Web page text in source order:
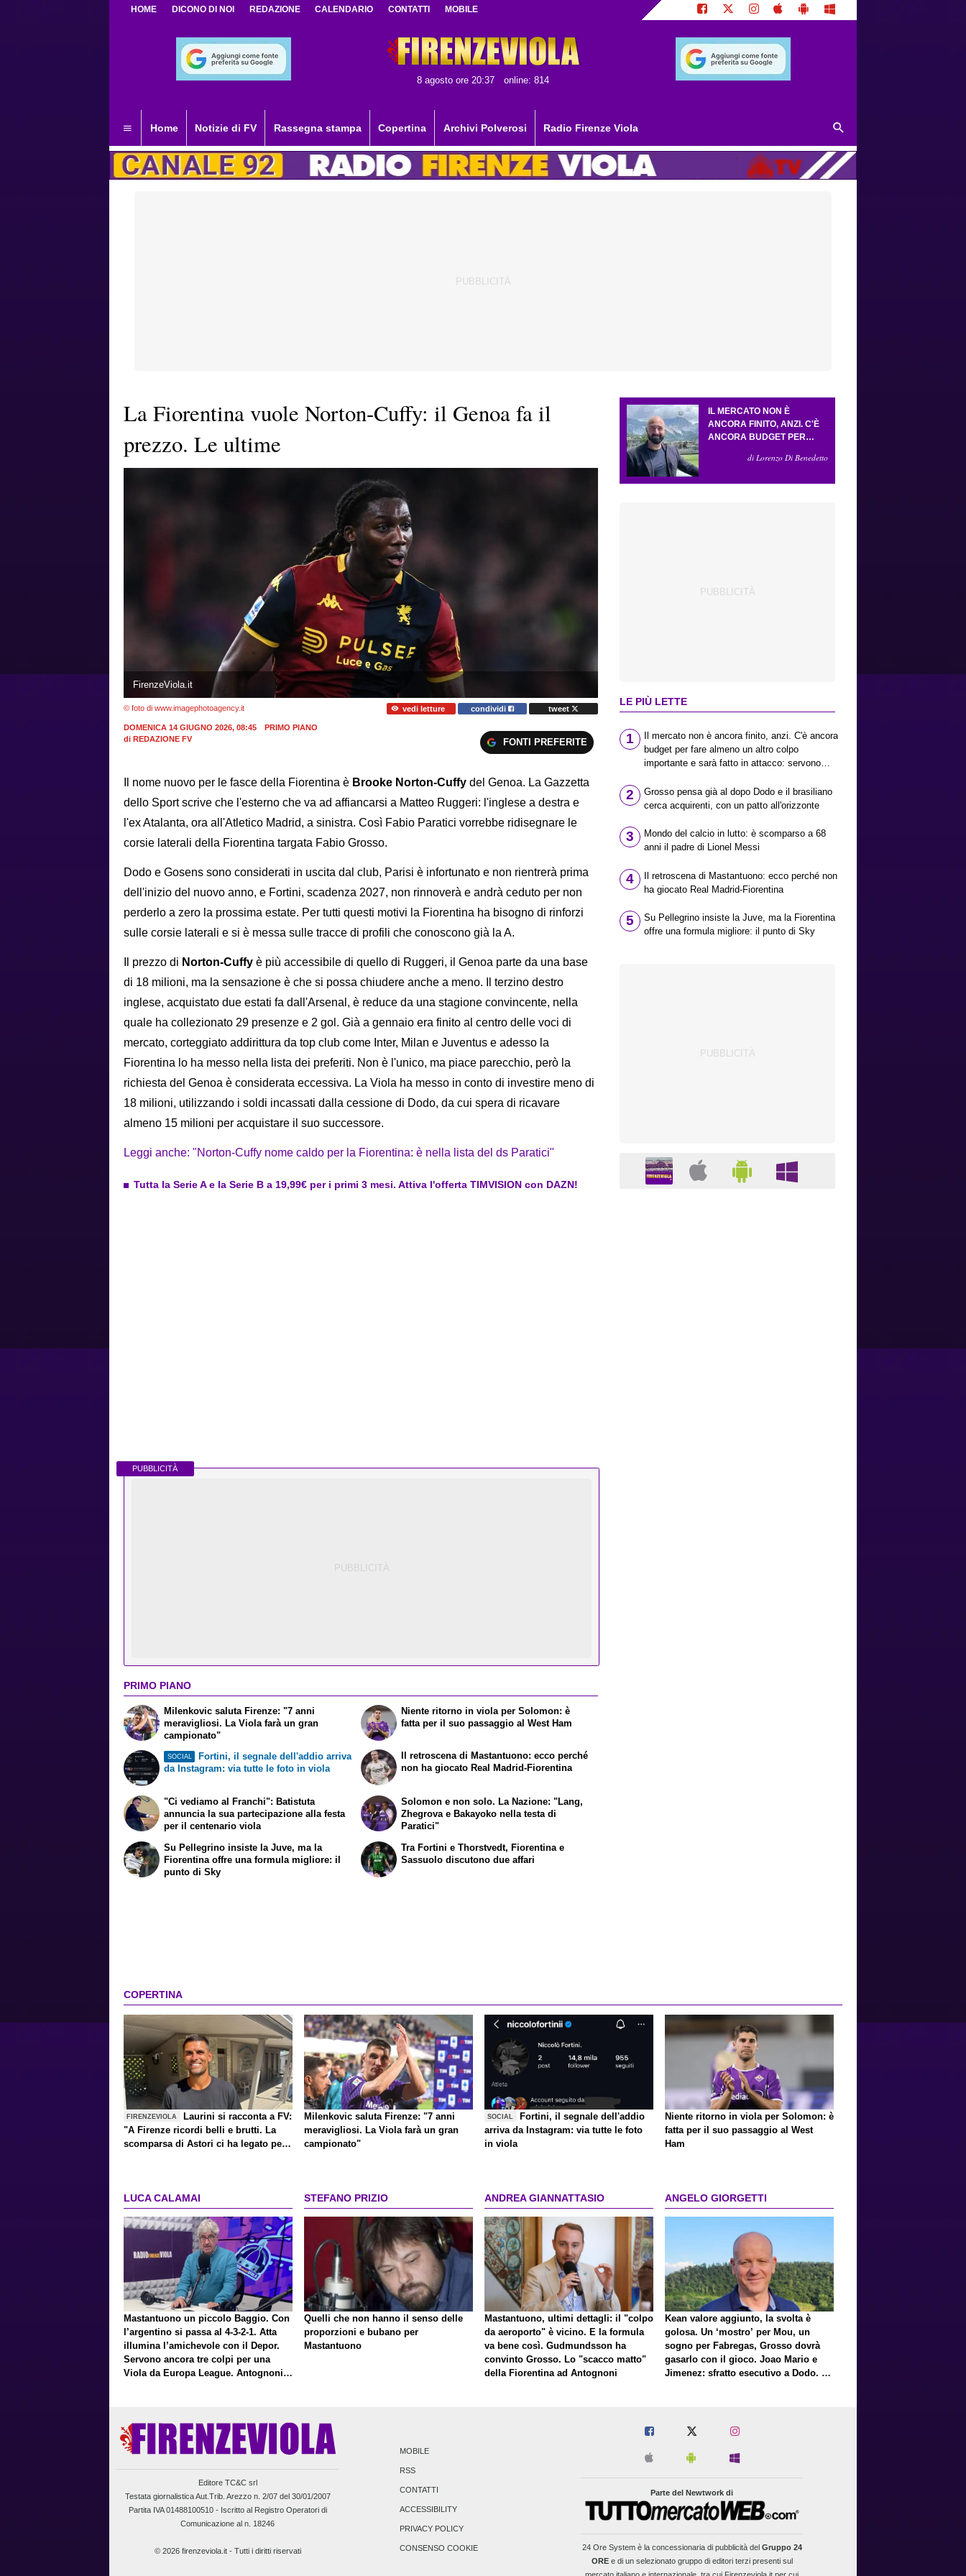
HOME DICONO DI NOI REDAZIONE CALENDARIO CONTATTI MOBILE
8 agosto ore 20:37 online: 814
Home Notizie di FV Rassegna stampa Copertina Archivi Polverosi Radio Firenze Viola
La Fiorentina vuole Norton-Cuffy: il Genoa fa il
prezzo. Le ultime
FirenzeViola.it
© foto di www.imagephotoagency.it vedi letture condividi tweet
DOMENICA 14 GIUGNO 2026, 08:45
PRIMO PIANO
di REDAZIONE FV FONTI PREFERITE
Il nome nuovo per le fasce della Fiorentina è Brooke Norton-Cuffy del Genoa. La Gazzetta
dello Sport scrive che l'esterno che va ad affiancarsi a Matteo Ruggeri: l'inglese a destra e
l'ex Atalanta, ora all'Atletico Madrid, a sinistra. Così Fabio Paratici vorrebbe ridisegnare le
corsie laterali della Fiorentina targata Fabio Grosso.
Dodo e Gosens sono considerati in uscita dal club, Parisi è infortunato e non rientrerà prima
dell'inizio del nuovo anno, e Fortini, scadenza 2027, non rinnoverà e andrà ceduto per non
perderlo a zero la prossima estate. Per tutti questi motivi la Fiorentina ha bisogno di rinforzi
sulle corsie laterali e si è messa sulle tracce di profili che conoscono già la A.
Il prezzo di Norton-Cuffy è più accessibile di quello di Ruggeri, il Genoa parte da una base
di 18 milioni, ma la sensazione è che si possa chiudere anche a meno. Il terzino destro
inglese, acquistato due estati fa dall'Arsenal, è reduce da una stagione convincente, nella
quale ha collezionato 29 presenze e 2 gol. Già a gennaio era finito al centro delle voci di
mercato, corteggiato addirittura da top club come Inter, Milan e Juventus e adesso la
Fiorentina lo ha messo nella lista dei preferiti. Non è l'unico, ma piace parecchio, però la
richiesta del Genoa è considerata eccessiva. La Viola ha messo in conto di investire meno di
18 milioni, utilizzando i soldi incassati dalla cessione di Dodo, da cui spera di ricavare
almeno 15 milioni per acquistare il suo successore.
Leggi anche: "Norton-Cuffy nome caldo per la Fiorentina: è nella lista del ds Paratici"
Tutta la Serie A e la Serie B a 19,99€ per i primi 3 mesi. Attiva l'offerta TIMVISION con DAZN!
PUBBLICITÀ
PRIMO PIANO
Milenkovic saluta Firenze: "7 anni
meravigliosi. La Viola farà un gran
campionato"
SOCIAL
Fortini, il segnale dell'addio arriva
da Instagram: via tutte le foto in viola
Niente ritorno in viola per Solomon: è
fatta per il suo passaggio al West Ham
Il retroscena di Mastantuono: ecco perché
non ha giocato Real Madrid-Fiorentina
"Ci vediamo al Franchi": Batistuta
annuncia la sua partecipazione alla festa
per il centenario viola
Su Pellegrino insiste la Juve, ma la
Fiorentina offre una formula migliore: il
punto di Sky
Solomon e non solo. La Nazione: "Lang,
Zhegrova e Bakayoko nella testa di
Paratici"
Tra Fortini e Thorstvedt, Fiorentina e
Sassuolo discutono due affari
IL MERCATO NON È
ANCORA FINITO, ANZI. C'È
ANCORA BUDGET PER
COLPO IMPORTANTE E
di Lorenzo Di Benedetto
LE PIÙ LETTE
1
Il mercato non è ancora finito, anzi. C'è ancora
budget per fare almeno un altro colpo
importante e sarà fatto in attacco: servono
il Bologna: caccia al giusto incastro
2
Grosso pensa già al dopo Dodo e il brasiliano
cerca acquirenti, con un patto all'orizzonte
3
Mondo del calcio in lutto: è scomparso a 68
anni il padre di Lionel Messi
4
Il retroscena di Mastantuono: ecco perché non
ha giocato Real Madrid-Fiorentina
5
Su Pellegrino insiste la Juve, ma la Fiorentina
offre una formula migliore: il punto di Sky
COPERTINA
FIRENZEVIOLA
Laurini si racconta a FV:
"A Firenze ricordi belli e brutti. La
scomparsa di Astori ci ha legato per
Milenkovic saluta Firenze: "7 anni
meravigliosi. La Viola farà un gran
campionato"
SOCIAL
Fortini, il segnale dell'addio
arriva da Instagram: via tutte le foto
in viola
Niente ritorno in viola per Solomon: è
fatta per il suo passaggio al West
Ham
LUCA CALAMAI
Mastantuono un piccolo Baggio. Con
l’argentino si passa al 4-3-2-1. Atta
illumina l’amichevole con il Depor.
Servono ancora tre colpi per una
Viola da Europa League. Antognoni,
STEFANO PRIZIO
Quelli che non hanno il senso delle
proporzioni e bubano per
Mastantuono
ANDREA GIANNATTASIO
Mastantuono, ultimi dettagli: il "colpo
da aeroporto" è vicino. E la formula
va bene così. Gudmundsson ha
convinto Grosso. Lo "scacco matto"
della Fiorentina ad Antognoni
ANGELO GIORGETTI
Kean valore aggiunto, la svolta è
golosa. Un ‘mostro’ per Mou, un
sogno per Fabregas, Grosso dovrà
gasarlo con il gioco. Joao Mario e
Jimenez: sfratto esecutivo a Dodo. E
Editore TC&C srl
Testata giornalistica Aut.Trib. Arezzo n. 2/07 del 30/01/2007
Partita IVA 01488100510 - Iscritto al Registro Operatori di
Comunicazione al n. 18246
© 2026 firenzeviola.it - Tutti i diritti riservati
MOBILE
RSS
CONTATTI
ACCESSIBILITY
PRIVACY POLICY
CONSENSO COOKIE
Parte del Newtwork di
24 Ore Systemè la concessionaria di pubblicità del Gruppo 24
OREe di un selezionato gruppo di editori terzi presenti sul